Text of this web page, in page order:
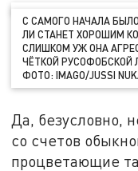
С САМОГО НАЧАЛА
ЛИ СТАНЕТ ХОРОШИМ
СЛИШКОМ УЖ ОНА
ЧЁТКОЙ РУСОФОБСКОЙ
ФОТО: IMAGO/JUSSI
Да, безусловно,
со счетов
процветающие